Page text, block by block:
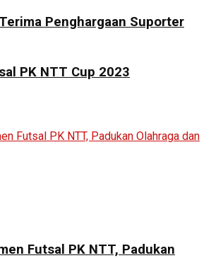
Penghargaan Suporter
PK NTT Cup 2023
Futsal PK NTT, Padukan